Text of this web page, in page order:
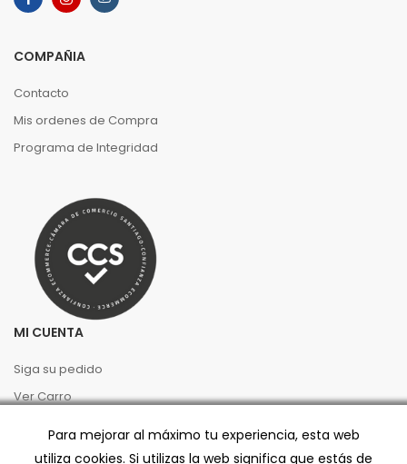
COMPAÑIA
Contacto
Mis ordenes de Compra
Programa de Integridad
MI CUENTA
Siga su pedido
Ver Carro
Para mejorar al máximo tu experiencia, esta web
utiliza cookies. Si utilizas la web significa que estás de